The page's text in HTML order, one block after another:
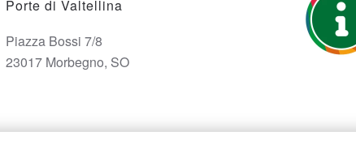
Porte di Valtellina
Piazza Bossi 7/8
23017 Morbegno, SO